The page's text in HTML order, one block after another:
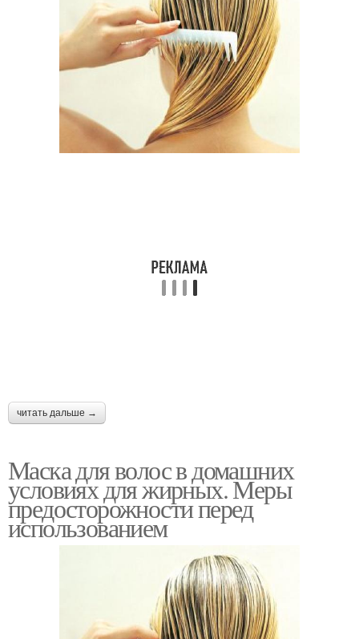
читать дальше →
Маска для волос в домашних
условиях для жирных. Меры
предосторожности перед
использованием